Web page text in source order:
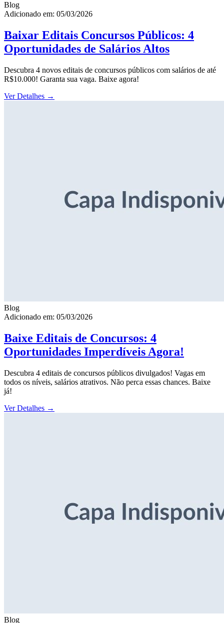
Blog
Adicionado em: 05/03/2026
Baixar Editais Concursos Públicos: 4
Oportunidades de Salários Altos
Descubra 4 novos editais de concursos públicos com salários de até
R$10.000! Garanta sua vaga. Baixe agora!
Ver Detalhes →
Blog
Adicionado em: 05/03/2026
Baixe Editais de Concursos: 4
Oportunidades Imperdíveis Agora!
Descubra 4 editais de concursos públicos divulgados! Vagas em
todos os níveis, salários atrativos. Não perca essas chances. Baixe
já!
Ver Detalhes →
Blog